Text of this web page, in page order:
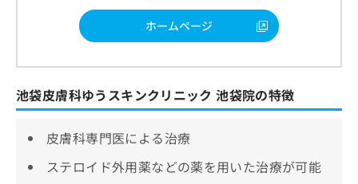
ホームページ
池袋皮膚科ゆうスキンクリニック 池袋院の特徴
皮膚科専門医による治療
ステロイド外用薬などの薬を用いた治療が可能